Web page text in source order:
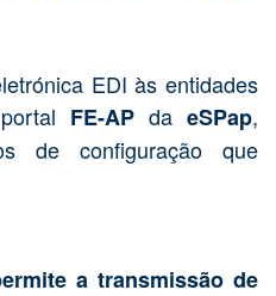
EDI às entidades
FE-AP da eSPap,
de configuração que
a transmissão de